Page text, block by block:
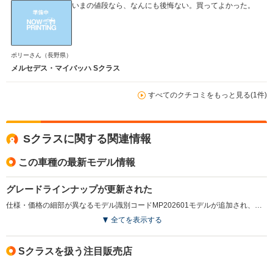
いまの値段なら、なんにも後悔ない。買ってよかった。
ポリーさん （長野県）
メルセデス・マイバッハ Sクラス
すべてのクチコミをもっと見る(1件)
Sクラスに関する関連情報
この車種の最新モデル情報
グレードラインナップが更新された
仕様・価格の細部が異なるモデル識別コードMP202601モデルが追加され、ボディカラーラインナップの変更が行われた。（2025.10）
全てを表示する
Sクラスを扱う注目販売店